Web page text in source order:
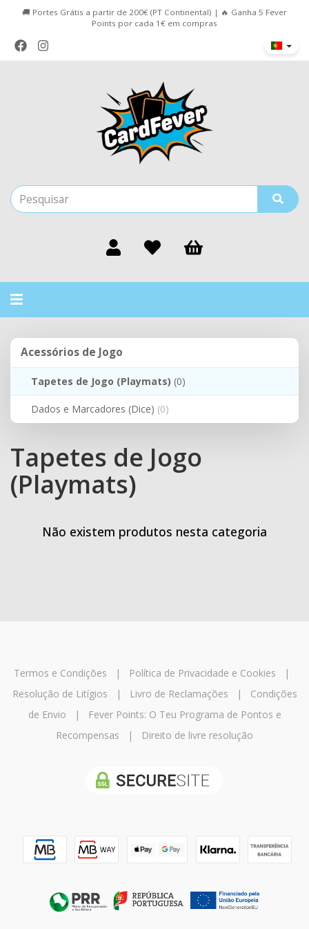
🚚 Portes Grátis a partir de 200€ (PT Continental) | 🔥 Ganha 5 Fever
Points por cada 1€ em compras
Alternar
Acessórios
Acessórios de Jogo
Tapetes de Jogo (Playmats) (0)
Dados e Marcadores (Dice) (0)
Tapetes de Jogo
(Playmats)
Não existem produtos nesta categoria
Termos e Condições | Política de Privacidade e Cookies |
Resolução de Litígios | Livro de Reclamações | Condições
de Envio |
Fever Points: O Teu Programa de Pontos e
Recompensas | Direito de livre resolução